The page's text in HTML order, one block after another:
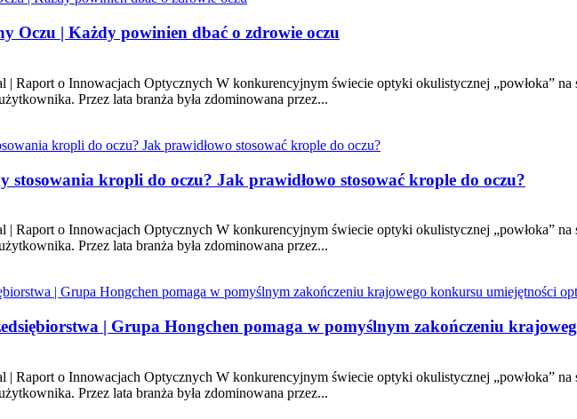
Oczu | Każdy powinien dbać o zdrowie oczu
| Raport o Innowacjach Optycznych W konkurencyjnym świecie optyki okulistycznej „powłoka” na
Przez lata branża była zdominowana przez...
stosowania kropli do oczu? Jak prawidłowo stosować krople do oczu?
| Raport o Innowacjach Optycznych W konkurencyjnym świecie optyki okulistycznej „powłoka” na
Przez lata branża była zdominowana przez...
| Grupa Hongchen pomaga w pomyślnym zakończeniu
| Raport o Innowacjach Optycznych W konkurencyjnym świecie optyki okulistycznej „powłoka” na
Przez lata branża była zdominowana przez...